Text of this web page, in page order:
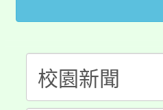
生本土語
公告本校
代理(課)
公告本校
代理(課)
轉知中國